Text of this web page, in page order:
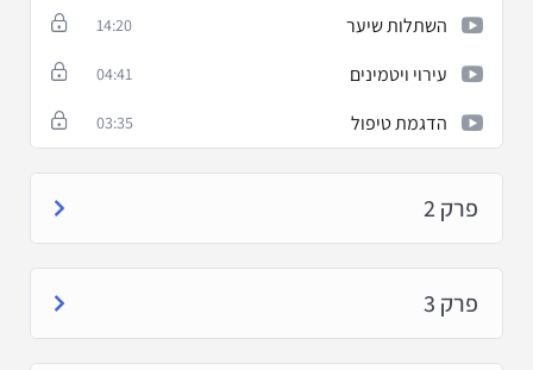
השתלות שיער 14:20
עירוי ויטמינים 04:41
הדגמת טיפול 03:35
פרק 2
פרק 3